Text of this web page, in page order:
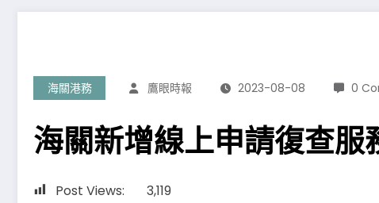
海關港務 鷹眼時報 2023-08-08 0
海關新增線上申請復查服
Post Views: 3,119